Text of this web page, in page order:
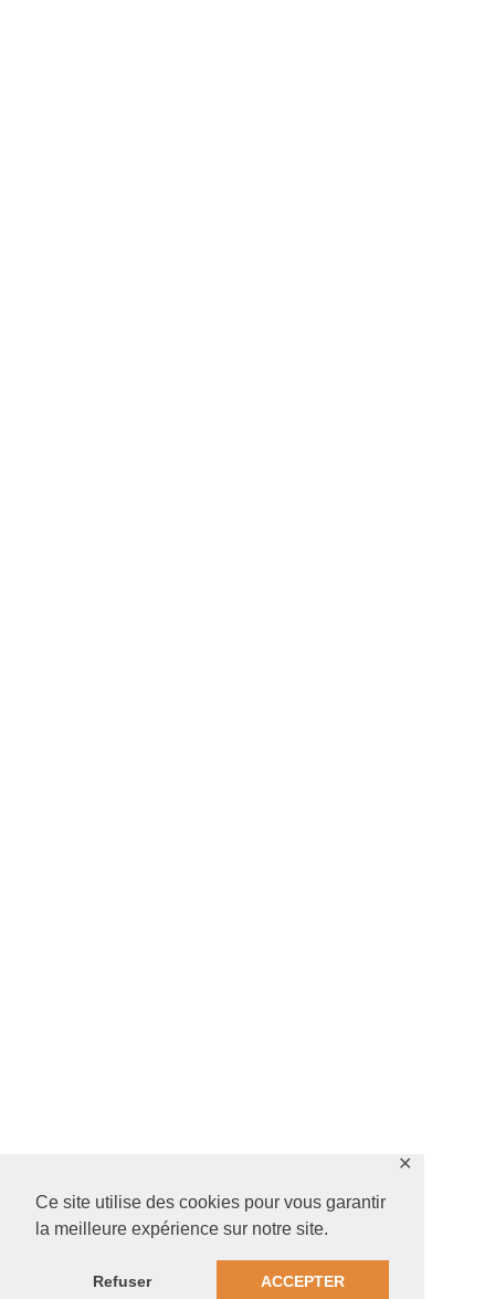
Ce site utilise des cookies pour vous garantir
la meilleure expérience sur notre site.
Refuser ACCEPTER
✕